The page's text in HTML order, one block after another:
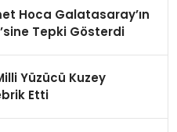
Hoca Galatasaray’ın
Tepki Gösterdi
Yüzücü Kuzey
Etti